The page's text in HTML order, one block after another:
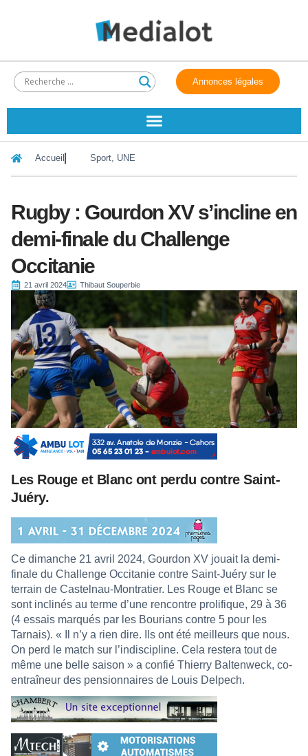
Annonces légales
Accueil Sport, UNE
Rugby : Gourdon XV s’incline en
demi-finale du Challenge
Occitanie
21 avril 2024 Thibaut Souperbie
Les Rouge et Blanc ont perdu contre Saint-
Juéry.
Ce dimanche 21 avril 2024, Gourdon XV jouait la demi-
finale du Challenge Occitanie contre Saint-Juéry sur le
terrain de Castelnau-Montratier. Les Rouge et Blanc se
sont inclinés au terme d’une rencontre prolifique, 29 à 36
(4 essais marqués par les Bourians contre 5 pour les
Tarnais). « Il n’y a rien dire. Ils ont été meilleurs que nous.
On perd le match sur l’indiscipline. Cela restera tout de
même une belle saison » a confié Thierry Baltenweck, co-
entraîneur des pensionnaires de Louis Delpech.